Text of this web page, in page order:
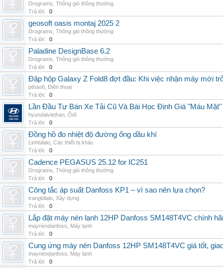
Drograms Thông gió thông thường
Trả lời:
0
geosoft oasis montaj 2025 2
Drograms Thông gió thông thường
Trả lời:
0
Paladine DesignBase 6.2
Drograms Thông gió thông thường
Trả lời:
0
Đập hộp Galaxy Z Fold8 đợt đầu: Khi việc nhận máy mới
pthao6 Điện thoại
Trả lời:
0
Lần Đầu Tự Bán Xe Tải Cũ Và Bài Học Định Giá "Máu
hyundaiviethan Ôtô
Trả lời:
0
Đồng hồ đo nhiệt độ đường ống dầu khí
Linhbilalo Các thiết bị khác
Trả lời:
0
Cadence PEGASUS 25.12 for IC251
Drograms Thông gió thông thường
Trả lời:
0
Công tắc áp suất Danfoss KP1 – vì sao nên lựa chọn?
trangbilalo Xây dựng
Trả lời:
0
Lắp đặt máy nén lạnh 12HP Danfoss SM148T4VC chính
maynendanfoss
Máy lạnh
Trả lời:
0
Cung ứng máy nén Danfoss 12HP SM148T4VC giá tốt,
maynendanfoss
Máy lạnh
Trả lời:
0